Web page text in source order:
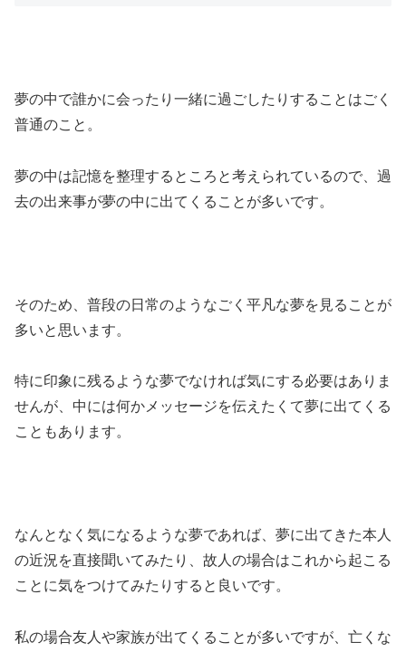
夢の中で誰かに会ったり一緒に過ごしたりすることはごく
普通のこと。
夢の中は記憶を整理するところと考えられているので、過
去の出来事が夢の中に出てくることが多いです。
そのため、普段の日常のようなごく平凡な夢を見ることが
多いと思います。
特に印象に残るような夢でなければ気にする必要はありま
せんが、中には何かメッセージを伝えたくて夢に出てくる
こともあります。
なんとなく気になるような夢であれば、夢に出てきた本人
の近況を直接聞いてみたり、故人の場合はこれから起こる
ことに気をつけてみたりすると良いです。
私の場合友人や家族が出てくることが多いですが、亡くな